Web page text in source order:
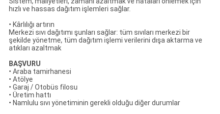
hızlı ve hassas dağıtım işlemleri sağlar.
• Kârlılığı artırın
Merkezi sıvı dağıtımı şunları sağlar: tüm sıvıları merkezi bir
şekilde yönetme, tüm dağıtım işlemi verilerini dışa aktarma ve
atıkları azaltmak
BAŞVURU
• Araba tamirhanesi
• Atölye
• Garaj / Otobüs filosu
• Üretim hattı
• Namlulu sıvı yönetiminin gerekli olduğu diğer durumlar